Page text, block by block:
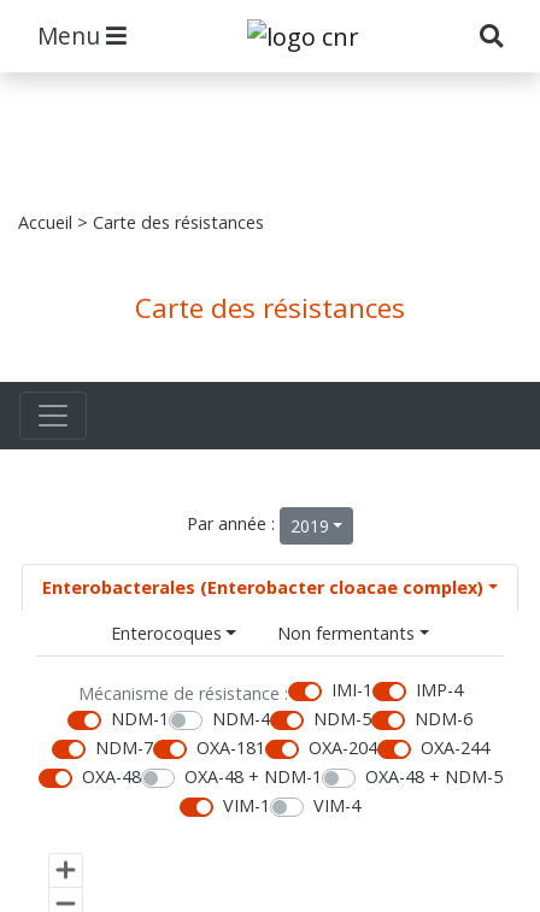
Menu
Accueil > Carte des résistances
Carte des résistances
Par année : 2019
Enterobacterales (Enterobacter cloacae complex)
Enterocoques
Non fermentants
Mécanisme de résistance : IMI-1
IMP-4
NDM-1
NDM-4 NDM-5
NDM-6
NDM-7
OXA-181 OXA-204
OXA-244
OXA-48
OXA-48 + NDM-1
OXA-48 + NDM-5
VIM-1
VIM-4